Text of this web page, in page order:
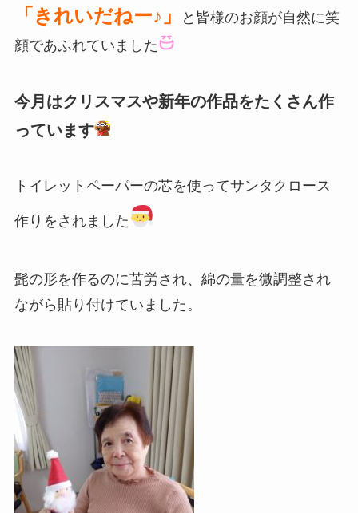
「きれいだねー♪」
と皆様のお顔が自然に笑
顔であふれていました
今月はクリスマスや新年の作品をたくさん作
っています
トイレットペーパーの芯を使ってサンタクロース
作りをされました
髭の形を作るのに苦労され、綿の量を微調整され
ながら貼り付けていました。